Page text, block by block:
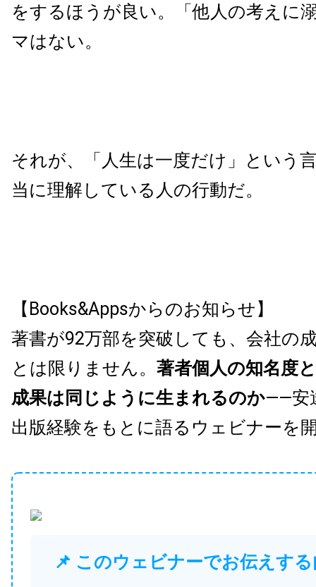
をするほうが良い。「他人の考えに
マはない。
それが、「人生は一度だけ」という
当に理解している人の行動だ。
【Books&Appsからのお知らせ】
著書が92万部を突破しても、会社の
とは限りません。 著者個人の知名度
成果は同じように生まれるのか——安
出版経験をもとに語るウェビナーを
📌 このウェビナーでお伝えす